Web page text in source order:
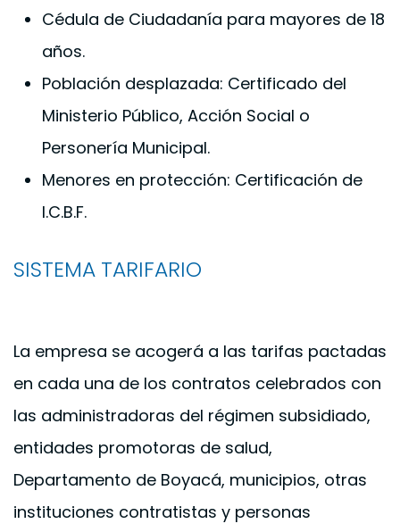
Cédula de Ciudadanía para mayores de 18
años.
Población desplazada: Certificado del
Ministerio Público, Acción Social o
Personería Municipal.
Menores en protección: Certificación de
I.C.B.F.
SISTEMA TARIFARIO
La empresa se acogerá a las tarifas pactadas
en cada una de los contratos celebrados con
las administradoras del régimen subsidiado,
entidades promotoras de salud,
Departamento de Boyacá, municipios, otras
instituciones contratistas y personas